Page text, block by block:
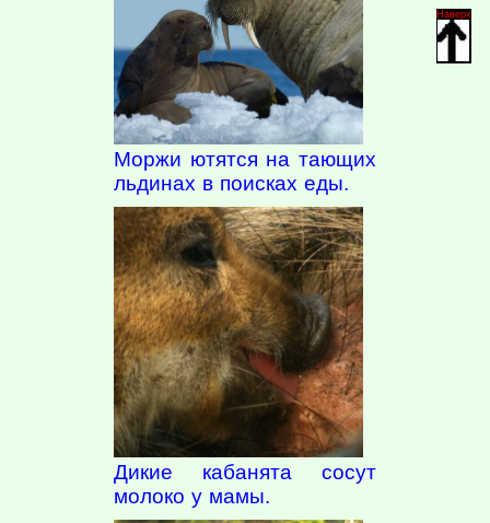
Моржи ютятся на тающих
льдинах в поисках еды.
Дикие кабанята сосут
молоко у мамы.
Наверх